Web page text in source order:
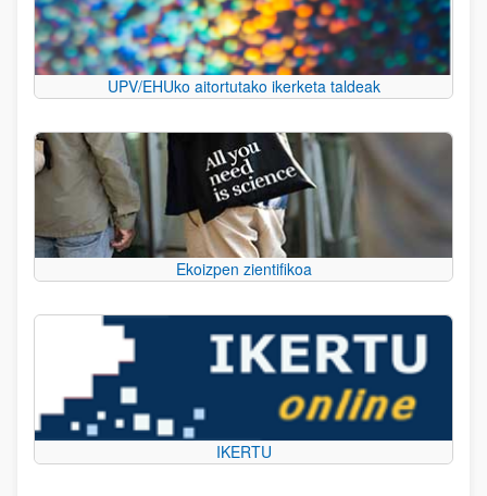
UPV/EHUko aitortutako ikerketa taldeak
Ekoizpen zientifikoa
IKERTU